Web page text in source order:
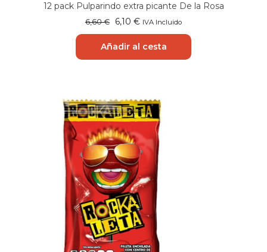
12 pack Pulparindo extra picante De la Rosa
6,60€
El
precio
original
era:
6,10 €El
precio
actual
es:
IVA Incluido
Añadir al cesta